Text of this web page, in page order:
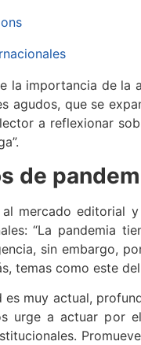
la importancia de la
agudos, que se
a reflexionar
de
mercado
“La pandemia
sin embargo,
temas como este
es muy actual,
urge a actuar por